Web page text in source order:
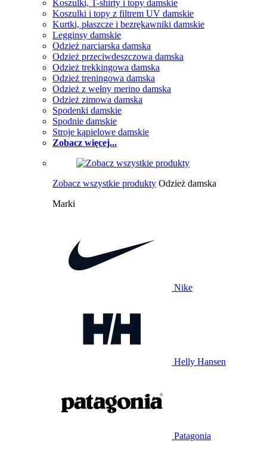
Koszulki, T-shirty i topy damskie
Koszulki i topy z filtrem UV damskie
Kurtki, płaszcze i bezrękawniki damskie
Legginsy damskie
Odzież narciarska damska
Odzież przeciwdeszczowa damska
Odzież trekkingowa damska
Odzież treningowa damska
Odzież z wełny merino damska
Odzież zimowa damska
Spodenki damskie
Spodnie damskie
Stroje kąpielowe damskie
Zobacz więcej...
Zobacz wszystkie produkty Odzież damska
Marki
Nike
Helly Hansen
Patagonia